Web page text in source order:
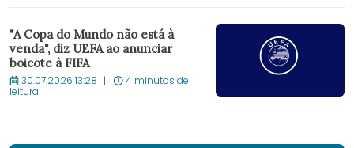
"A Copa do Mundo não está à
venda", diz UEFA ao anunciar
boicote à FIFA
30.07.2026 13:28 4 minutos de
leitura